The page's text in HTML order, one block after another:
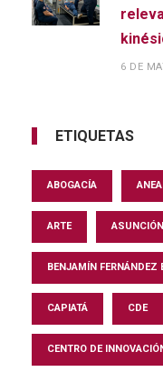
6 DE
ETIQUETAS
ABOGACÍA
ARTE ASUNCIÓN
BENJAMÍN FERNÁNDEZ
CAPIATÁ CDE
CENTRO DE